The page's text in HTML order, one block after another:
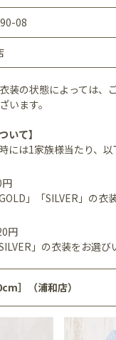
08
装の状態によっては、
います。
いて】
には1家族様当たり、
円
」「SILVER」の衣
円
」の衣装をお選び
］（浦和店）